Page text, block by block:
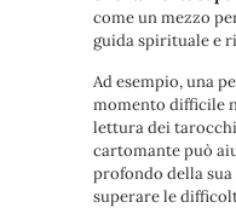
come un mezzo
guida spirituale e
Ad esempio, una
momento difficile
lettura dei
cartomante può
profondo della
superare le